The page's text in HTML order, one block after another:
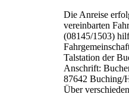
Die Anreise
vereinbarten
(08145/1503)
Talstation der
Anschrift:
87642 Buching/
Über